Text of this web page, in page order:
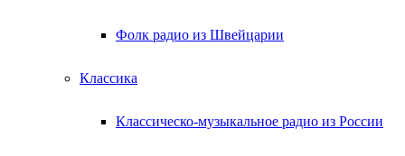
Фолк радио из Швейцарии
Классика
Классическо-музыкальное радио из России